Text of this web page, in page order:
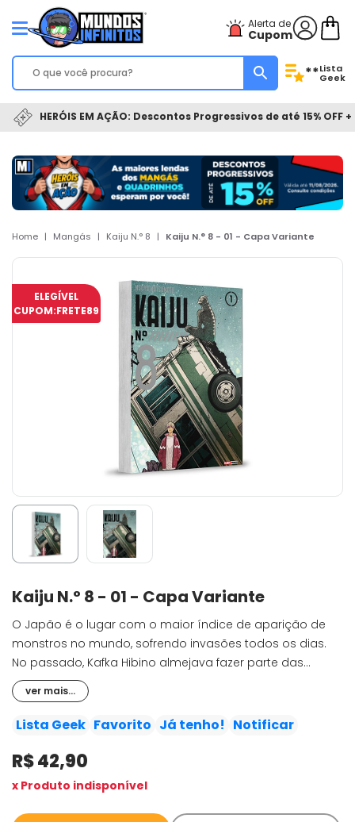
Alerta de
Cupom
**Lista
Geek
HERÓIS EM AÇÃO: Descontos Progressivos de até 15% OFF
Home | Mangás | Kaiju N.° 8 | Kaiju N.° 8 - 01 - Capa Variante
ELEGÍVEL
CUPOM:FRETE89
Kaiju N.° 8 - 01 - Capa Variante
O Japão é o lugar com o maior índice de aparição de
monstros no mundo, sofrendo invasões todos os dias.
No passado, Kafka Hibino almejava fazer parte das
Forças de Defesa, mas atualmente trabalha para uma
empresa especializada na limpeza dos resquícios das
batalhas travadas com os monstros. Certo dia, o rapaz
misteriosa e recebe o codinome "Kaiju no. 8" das Forças
de Defesa do Japão, a organização responsável por
subjugar os monstros!!
ver mais...
Lista Geek Favorito Já tenho! Notificar
R$ 42,90
x Produto indisponível